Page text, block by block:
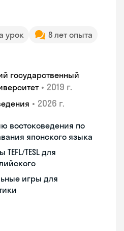
урок
8 лет опыта
государственный
• 2019 г.
• 2026 г.
востоковедения по
японского языка
TESL для
игры для